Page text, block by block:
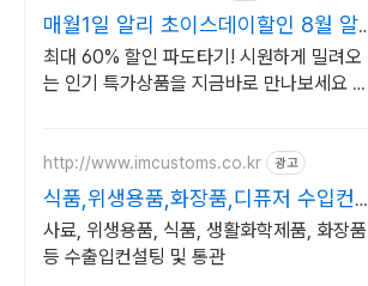
매월1일 알리 초이스데이할인 8월 알
리 할인혜택 파도타기
최대 60% 할인 파도타기! 시원하게 밀려오
는 인기 특가상품을 지금바로 만나보세요 쏟
http://www.imcustoms.co.kr 광고
식품,위생용품,화장품,디퓨저 수입컨설
팅 전문 관세사무소
사료, 위생용품, 식품, 생활화학제품, 화장품
등 수출입컨설팅 및 통관